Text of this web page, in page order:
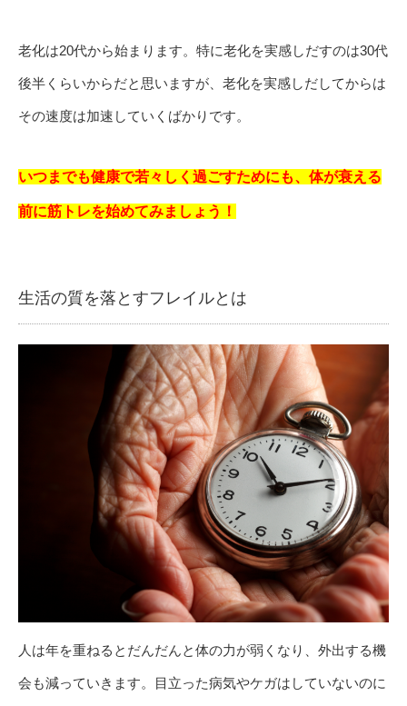
老化は20代から始まります。特に老化を実感しだすのは30代
後半くらいからだと思いますが、老化を実感しだしてからは
その速度は加速していくばかりです。
いつまでも健康で若々しく過ごすためにも、体が衰える
前に筋トレを始めてみましょう！
生活の質を落とすフレイルとは
人は年を重ねるとだんだんと体の力が弱くなり、外出する機
会も減っていきます。目立った病気やケガはしていないのに